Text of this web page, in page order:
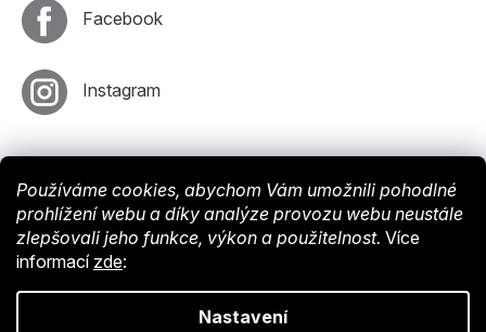
Používáme cookies, abychom Vám umožnili pohodlné
prohlížení webu a díky analýze provozu webu neustále
zlepšovali jeho funkce, výkon a použitelnost. Více
informací zde:
Nastavení
Facebook
Instagram
Shoptet. Nastavil týmEshopyUmíme. Design byVokr